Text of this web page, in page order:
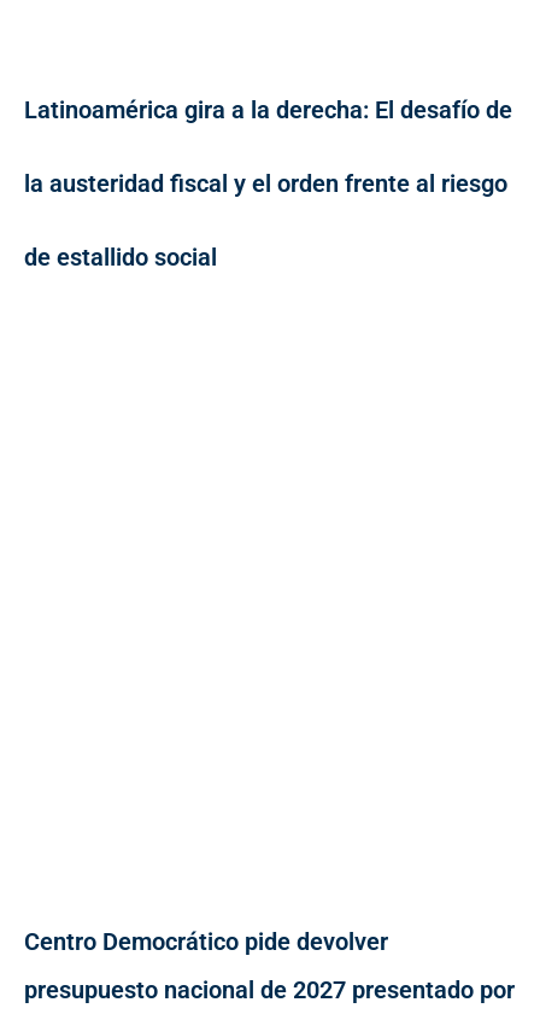
Latinoamérica gira a la derecha: El desafío de
la austeridad fiscal y el orden frente al riesgo
de estallido social
Centro Democrático pide devolver
presupuesto nacional de 2027 presentado por